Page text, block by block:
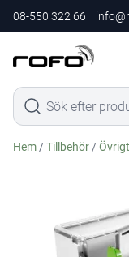
08-550 322 66
Hem /Tillbehör /Övrigt